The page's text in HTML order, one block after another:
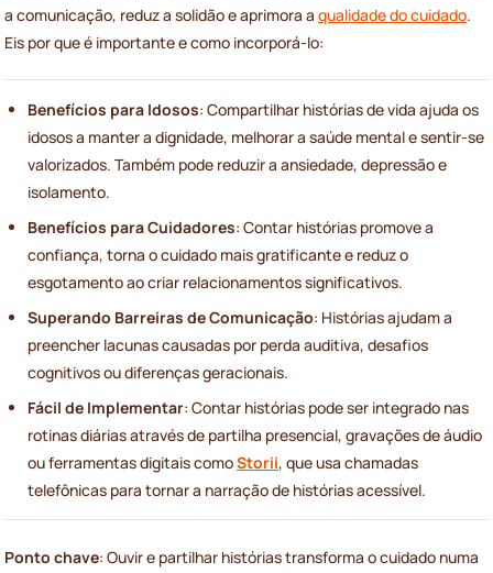
a comunicação, reduz a solidão e aprimora a qualidade do cuidado.
Eis por que é importante e como incorporá-lo:
Benefícios para Idosos: Compartilhar histórias de vida ajuda os
idosos a manter a dignidade, melhorar a saúde mental e sentir-se
valorizados. Também pode reduzir a ansiedade, depressão e
isolamento.
Benefícios para Cuidadores: Contar histórias promove a
confiança, torna o cuidado mais gratificante e reduz o
esgotamento ao criar relacionamentos significativos.
Superando Barreiras de Comunicação: Histórias ajudam a
preencher lacunas causadas por perda auditiva, desafios
cognitivos ou diferenças geracionais.
Fácil de Implementar: Contar histórias pode ser integrado nas
rotinas diárias através de partilha presencial, gravações de áudio
ou ferramentas digitais comoStorii, que usa chamadas
telefônicas para tornar a narração de histórias acessível.
Ponto chave: Ouvir e partilhar histórias transforma o cuidado numa